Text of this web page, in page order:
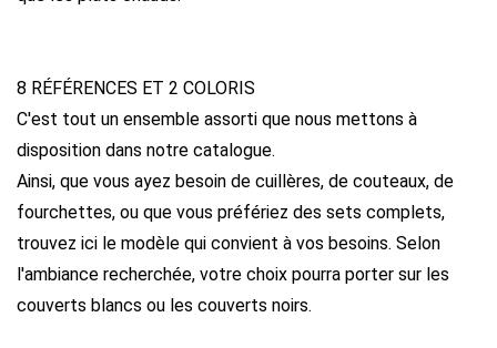
8 RÉFÉRENCES ET 2 COLORIS
C'est tout un ensemble assorti que nous mettons à
disposition dans notre catalogue.
Ainsi, que vous ayez besoin de cuillères, de couteaux, de
fourchettes, ou que vous préfériez des sets complets,
trouvez ici le modèle qui convient à vos besoins. Selon
l'ambiance recherchée, votre choix pourra porter sur les
couverts blancs ou les couverts noirs.